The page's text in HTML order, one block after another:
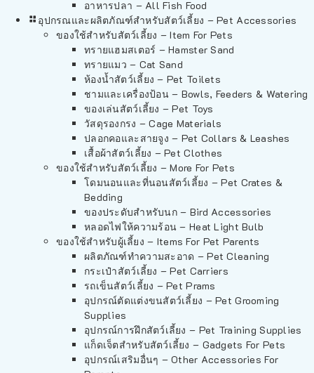
อาหารปลา – All Fish Food
อุปกรณและผลิตภัณฑ์สำหรับสัตว์เลี้ยง – Pet Accessories
ของใช้สำหรับสัตว์เลี้ยง – Item For Pets
ทรายแฮมสเตอร์ – Hamster Sand
ทรายแมว – Cat Sand
ห้องน้ำสัตว์เลี้ยง – Pet Toilets
ชามและเครื่องป้อน – Bowls, Feeders & Watering
ของเล่นสัตว์เลี้ยง – Pet Toys
วัสดุรองกรง – Cage Materials
ปลอกคอและสายจูง – Pet Collars & Leashes
เสื้อผ้าสัตว์เลี้ยง – Pet Clothes
ของใช้สำหรับสัตว์เลี้ยง – More For Pets
โดมนอนและที่นอนสัตว์เลี้ยง – Pet Crates &
Bedding
ของประดับสำหรับนก – Bird Accessories
หลอดไฟให้ความร้อน – Heat Light Bulb
ของใช้สำหรับผู้เลี้ยง – Items For Pet Parents
ผลิตภัณฑ์ทำความสะอาด – Pet Cleaning
กระเป๋าสัตว์เลี้ยง – Pet Carriers
รถเข็นสัตว์เลี้ยง – Pet Prams
อุปกรณ์ตัดแต่งขนสัตว์เลี้ยง – Pet Grooming
Supplies
อุปกรณ์การฝึกสัตว์เลี้ยง – Pet Training Supplies
แก็ดเจ็ตสำหรับสัตว์เลี้ยง – Gadgets For Pets
อุปกรณ์เสริมอื่นๆ – Other Accessories For